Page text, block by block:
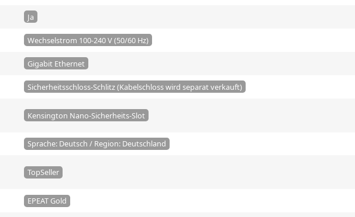
Ja
Wechselstrom 100-240 V (50/60 Hz)
Gigabit Ethernet
Sicherheitsschloss-Schlitz (Kabelschloss wird separat verkauft)
Kensington Nano-Sicherheits-Slot
Sprache: Deutsch / Region: Deutschland
TopSeller
EPEAT Gold